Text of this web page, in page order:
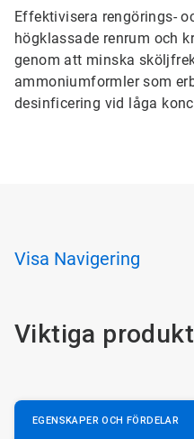
Effektivisera rengörings-
högklassade renrum och
genom att minska
ammoniumformler som
desinficering vid låga
Visa Navigering
Viktiga
EGENSKAPER OCH FÖRDELAR